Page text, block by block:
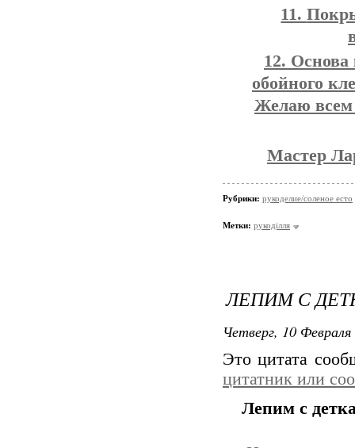
обойного
Желаю всем
Мастер
Рубрики: рукоделие/соленое есто
Метки: рукоділля
ЛЕПИМ С
Четверг, 10
Это цитата
цитатник или
Лепим с